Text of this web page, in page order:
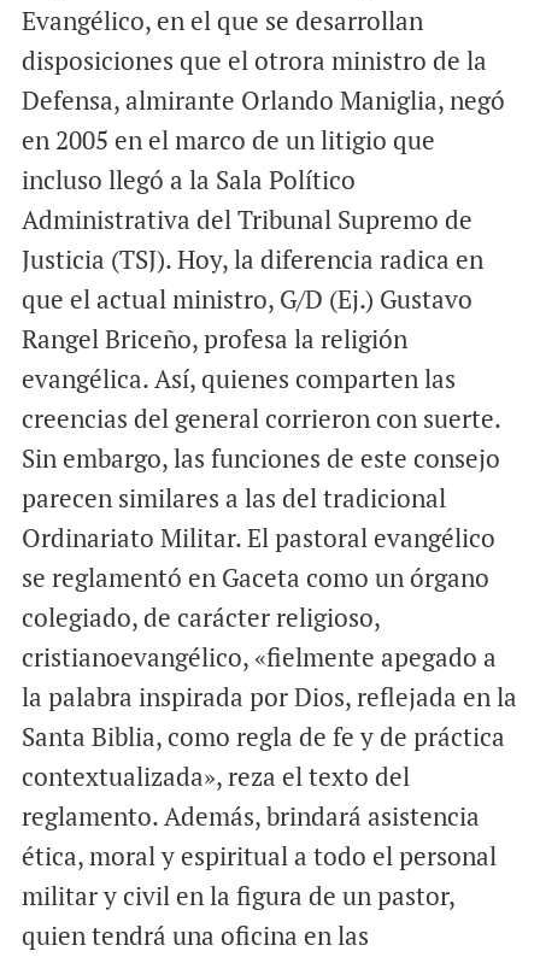
Evangélico, en el que se desarrollan
disposiciones que el otrora ministro de la
Defensa, almirante Orlando Maniglia, negó
en 2005 en el marco de un litigio que
incluso llegó a la Sala Político
Administrativa del Tribunal Supremo de
Justicia (TSJ). Hoy, la diferencia radica en
que el actual ministro, G/D (Ej.) Gustavo
Rangel Briceño, profesa la religión
evangélica. Así, quienes comparten las
creencias del general corrieron con suerte.
Sin embargo, las funciones de este consejo
parecen similares a las del tradicional
Ordinariato Militar. El pastoral evangélico
se reglamentó en Gaceta como un órgano
colegiado, de carácter religioso,
cristianoevangélico, «fielmente apegado a
la palabra inspirada por Dios, reflejada en la
Santa Biblia, como regla de fe y de práctica
contextualizada», reza el texto del
reglamento. Además, brindará asistencia
ética, moral y espiritual a todo el personal
militar y civil en la figura de un pastor,
quien tendrá una oficina en las